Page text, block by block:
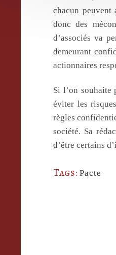
chacun peuvent
donc des
d’associés va
demeurant
actionnaires
Si l’on
éviter les
règles
société. Sa
d’être certains
Tags: Pacte